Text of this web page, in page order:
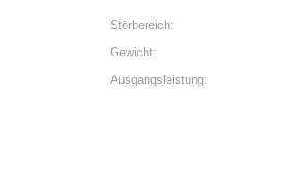
Störbereich:
Gewicht:
Ausgangsleistung: